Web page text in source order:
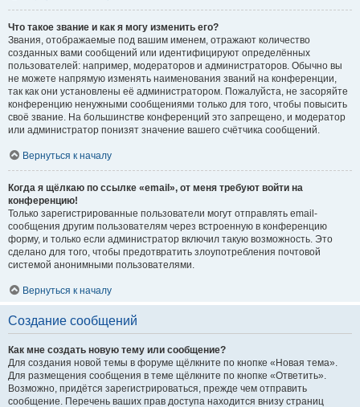
Что такое звание и как я могу изменить его?
Звания, отображаемые под вашим именем, отражают количество
созданных вами сообщений или идентифицируют определённых
пользователей: например, модераторов и администраторов. Обычно вы
не можете напрямую изменять наименования званий на конференции,
так как они установлены её администратором. Пожалуйста, не засоряйте
конференцию ненужными сообщениями только для того, чтобы повысить
своё звание. На большинстве конференций это запрещено, и модератор
или администратор понизят значение вашего счётчика сообщений.
Вернуться к началу
Когда я щёлкаю по ссылке «email», от меня требуют войти на
конференцию!
Только зарегистрированные пользователи могут отправлять email-
сообщения другим пользователям через встроенную в конференцию
форму, и только если администратор включил такую возможность. Это
сделано для того, чтобы предотвратить злоупотребления почтовой
системой анонимными пользователями.
Вернуться к началу
Создание сообщений
Как мне создать новую тему или сообщение?
Для создания новой темы в форуме щёлкните по кнопке «Новая тема».
Для размещения сообщения в теме щёлкните по кнопке «Ответить».
Возможно, придётся зарегистрироваться, прежде чем отправить
сообщение. Перечень ваших прав доступа находится внизу страниц